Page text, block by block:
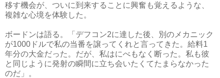
移す機会が、ついに到来することに興奮も覚えるような、
複雑な心境を体験した。
ボードンは語る。「デフコン2に達した後、別のメカニック
が1000ドルで私の当番を譲ってくれと言ってきた。給料1
年分の大金だった。だが、私はにべもなく断った。私も彼
と同じように発射の瞬間に立ち会いたくてたまらなかった
のだ」。